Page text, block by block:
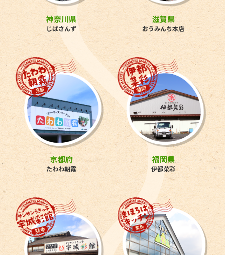
神奈川県
じばさんず
滋賀県
おうみんち本店
京都府
たわわ朝霧
福岡県
伊都菜彩